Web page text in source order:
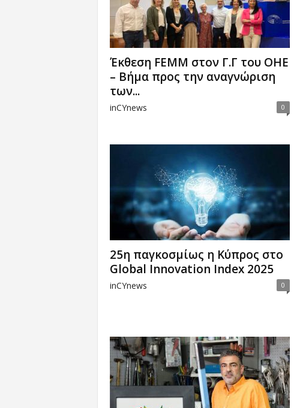
Έκθεση FEMM στον Γ.Γ του ΟΗΕ
– Βήμα προς την αναγνώριση
των...
inCYnews 0
25η παγκοσμίως η Κύπρος στο
Global Innovation Index 2025
inCYnews 0